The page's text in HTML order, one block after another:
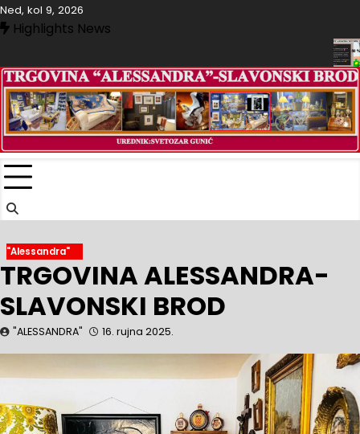
Skip
to
Ned, kol 9, 2026
Highlights News
SLAVONSKI BRODTRGOVINA
"Alessandra"
TRGOVINA ALESSANDRA-
SLAVONSKI BROD
"ALESSANDRA" 16. rujna 2025.